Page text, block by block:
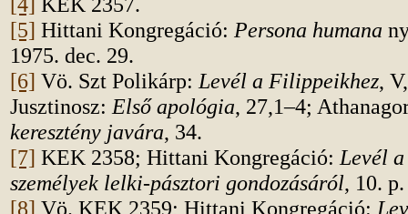
[5] Hittani Kongregáció: Persona humana
1975. dec. 29.
[6] Vö. Szt Polikárp: Levél a Filippeikhez,
Jusztinosz: Első apológia, 27,1–4;
keresztény javára, 34.
[7] KEK 2358; Hittani Kongregáció: Levél
személyek lelki-pásztori gondozásáról, 10.
[8] Vö. KEK 2359; Hittani Kongregáció: